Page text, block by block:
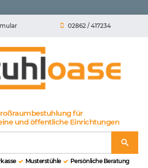
02862 / 417234
für
und öffentliche Einrichtungen
Musterstühle Persönliche Beratung